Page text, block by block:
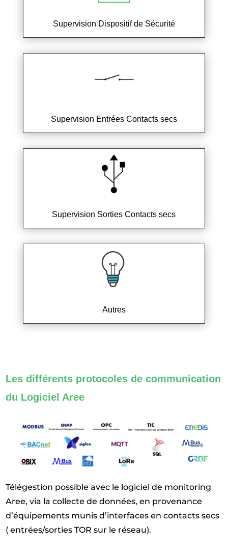
Supervision Dispositif de Sécurité
Supervision Entrées Contacts secs
Supervision Sorties Contacts secs
Autres
Les différents protocoles de communication
du Logiciel Aree
Télégestion possible avec le logiciel de monitoring
Aree, via la collecte de données, en provenance
d’équipements munis d’interfaces en contacts secs
( entrées/sorties TOR sur le réseau).